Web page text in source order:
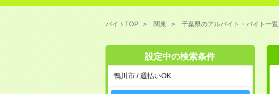
バイトTOP 関東 千葉県のアルバイト・バイト一覧
設定中の検索条件
鴨川市 / 週払いOK